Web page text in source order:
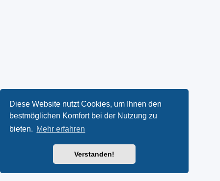
Diese Website nutzt Cookies, um Ihnen den
bestmöglichen Komfort bei der Nutzung zu
bieten. Mehr erfahren
Verstanden!